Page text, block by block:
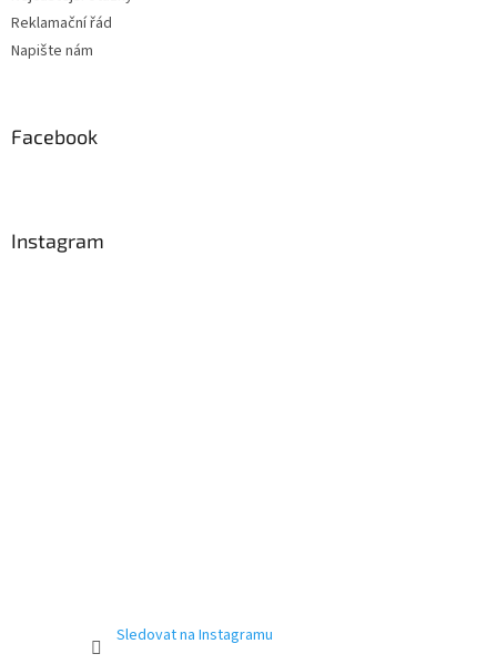
Reklamační řád
Napište nám
Facebook
Instagram
Sledovat na Instagramu